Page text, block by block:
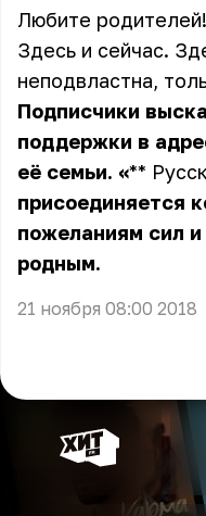
Любите
Здесь и сейчас.
неподвластна,
Подписчики
поддержки в
её семьи. «**
присоединяется
пожеланиям сил
родным.
21 ноября 08:00 2018